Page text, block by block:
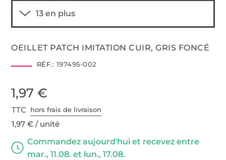
OEILLET PATCH IMITATION CUIR, GRIS FONCÉ
RÉF.: 197495-002
1,97 €
TTC hors frais de livraison
1,97 € / unité
Commandez aujourd'hui et recevez entre
mar., 11.08. et lun., 17.08.